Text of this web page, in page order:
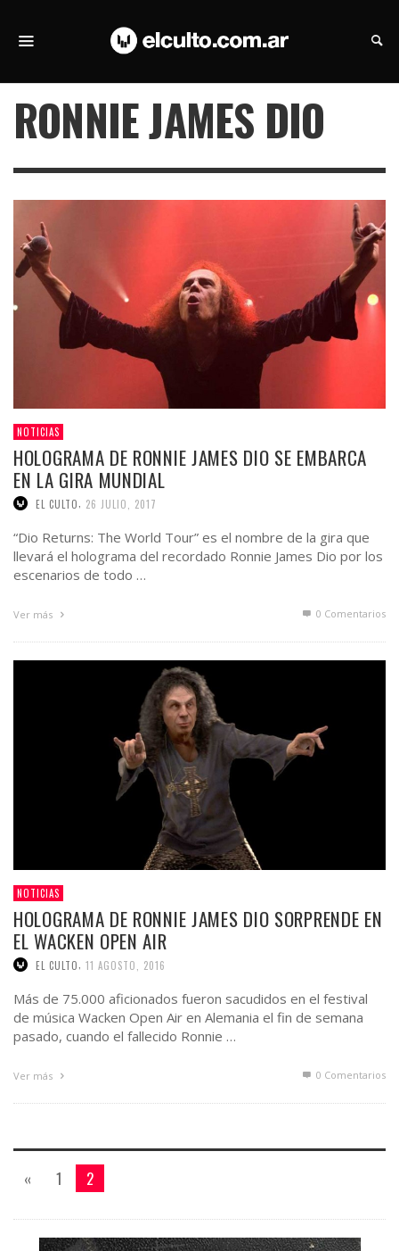
RONNIE JAMES DIO
NOTICIAS
HOLOGRAMA DE RONNIE JAMES DIO SE EMBARCA
EN LA GIRA MUNDIAL
EL CULTO 26 JULIO, 2017
“Dio Returns: The World Tour” es el nombre de la gira que
llevará el holograma del recordado Ronnie James Dio por los
escenarios de todo …
Ver más 0 Comentarios
NOTICIAS
HOLOGRAMA DE RONNIE JAMES DIO SORPRENDE EN
EL WACKEN OPEN AIR
EL CULTO 11 AGOSTO, 2016
Más de 75.000 aficionados fueron sacudidos en el festival
de música Wacken Open Air en Alemania el fin de semana
pasado, cuando el fallecido Ronnie …
Ver más 0 Comentarios
« 1 2